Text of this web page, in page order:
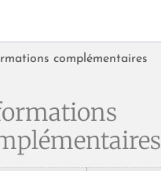
complémentaires